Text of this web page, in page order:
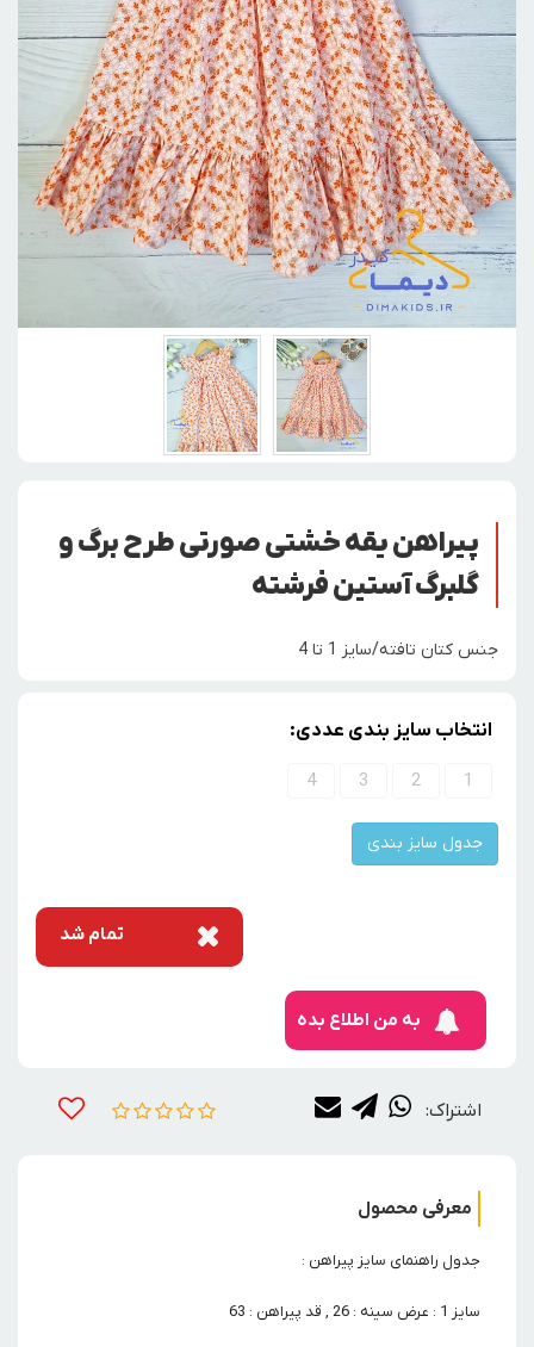
پیراهن یقه خشتی صورتی طرح برگ و
گلبرگ آستین فرشته
جنس کتان تافته/سایز 1 تا 4
انتخاب سایز بندی عددی:
1
2
3
4
جدول سایز بندی
تمام شد
به من اطلاع بده
اشتراک:
معرفی محصول
جدول راهنمای سایز پیراهن :
سایز 1 : عرض سینه : 26 , قد پیراهن : 63